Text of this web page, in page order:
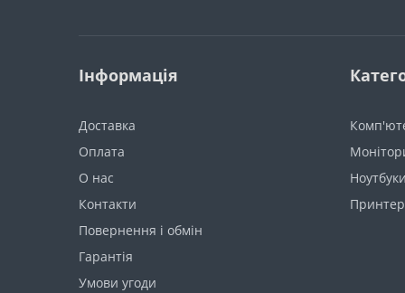
Інформація
Доставка
Оплата
О нас
Контакти
Повернення і обмін
Гарантія
Умови угоди